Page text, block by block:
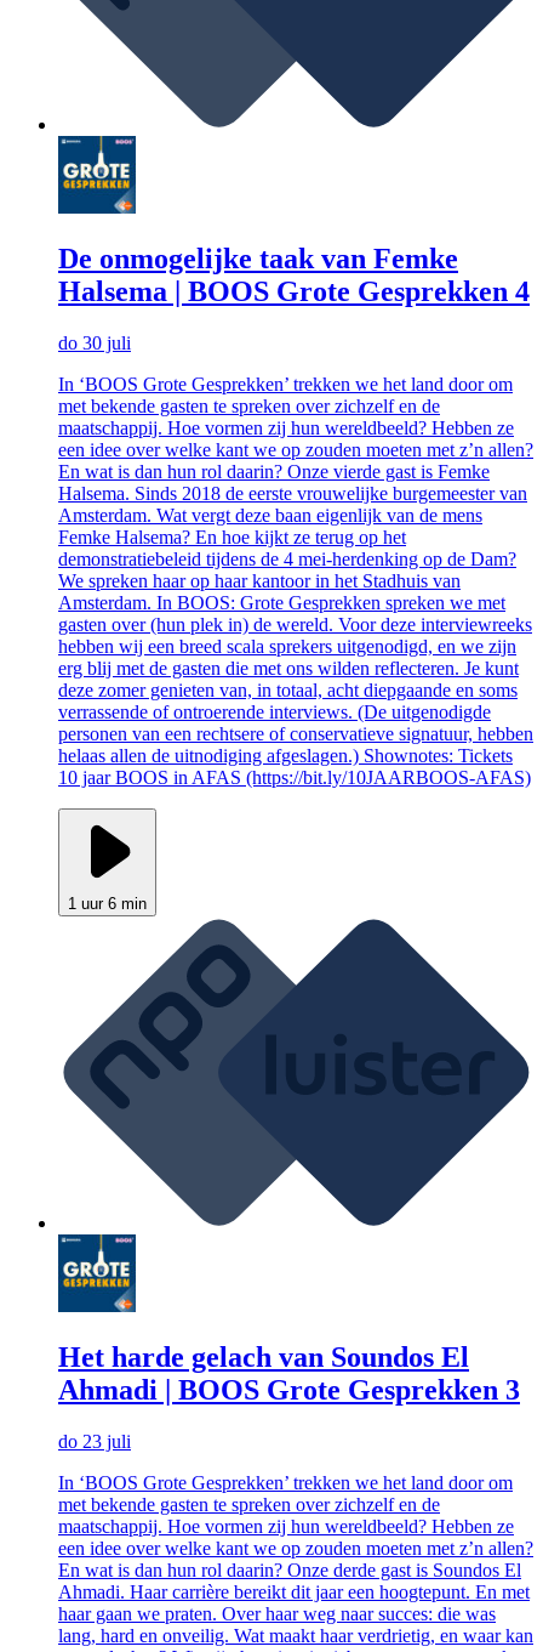
De onmogelijke taak van Femke
Halsema | BOOS Grote Gesprekken 4
do 30 juli
In ‘BOOS Grote Gesprekken’ trekken we het land door om
met bekende gasten te spreken over zichzelf en de
maatschappij. Hoe vormen zij hun wereldbeeld? Hebben ze
een idee over welke kant we op zouden moeten met z’n allen?
En wat is dan hun rol daarin? Onze vierde gast is Femke
Halsema. Sinds 2018 de eerste vrouwelijke burgemeester van
Amsterdam. Wat vergt deze baan eigenlijk van de mens
Femke Halsema? En hoe kijkt ze terug op het
demonstratiebeleid tijdens de 4 mei-herdenking op de Dam?
We spreken haar op haar kantoor in het Stadhuis van
Amsterdam. In BOOS: Grote Gesprekken spreken we met
gasten over (hun plek in) de wereld. Voor deze interviewreeks
hebben wij een breed scala sprekers uitgenodigd, en we zijn
erg blij met de gasten die met ons wilden reflecteren. Je kunt
deze zomer genieten van, in totaal, acht diepgaande en soms
verrassende of ontroerende interviews. (De uitgenodigde
personen van een rechtsere of conservatieve signatuur, hebben
helaas allen de uitnodiging afgeslagen.) Shownotes: Tickets
10 jaar BOOS in AFAS (https://bit.ly/10JAARBOOS-AFAS)
1 uur 6 min
Het harde gelach van Soundos El
Ahmadi | BOOS Grote Gesprekken 3
do 23 juli
In ‘BOOS Grote Gesprekken’ trekken we het land door om
met bekende gasten te spreken over zichzelf en de
maatschappij. Hoe vormen zij hun wereldbeeld? Hebben ze
een idee over welke kant we op zouden moeten met z’n allen?
En wat is dan hun rol daarin? Onze derde gast is Soundos El
Ahmadi. Haar carrière bereikt dit jaar een hoogtepunt. En met
haar gaan we praten. Over haar weg naar succes: die was
lang, hard en onveilig. Wat maakt haar verdrietig, en waar kan